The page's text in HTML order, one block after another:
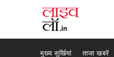
मुख्य सुर्खियां ताजा खबरें